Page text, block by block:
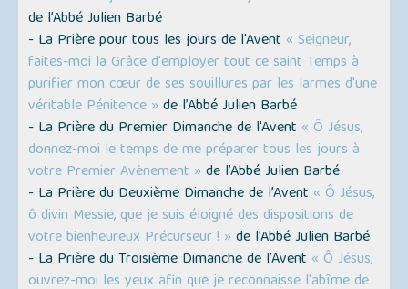
de l’Abbé Julien Barbé
- La Prière pour tous les jours de l'Avent « Seigneur,
faites-moi la Grâce d'employer tout ce saint Temps à
purifier mon cœur de ses souillures par les larmes d'une
véritable Pénitence » de l’Abbé Julien Barbé
- La Prière du Premier Dimanche de l'Avent « Ô Jésus,
donnez-moi le temps de me préparer tous les jours à
votre Premier Avènement » de l’Abbé Julien Barbé
- La Prière du Deuxième Dimanche de l’Avent « Ô Jésus,
ô divin Messie, que je suis éloigné des dispositions de
votre bienheureux Précurseur ! » de l’Abbé Julien Barbé
- La Prière du Troisième Dimanche de l’Avent « Ô Jésus,
ouvrez-moi les yeux afin que je reconnaisse l'abîme de